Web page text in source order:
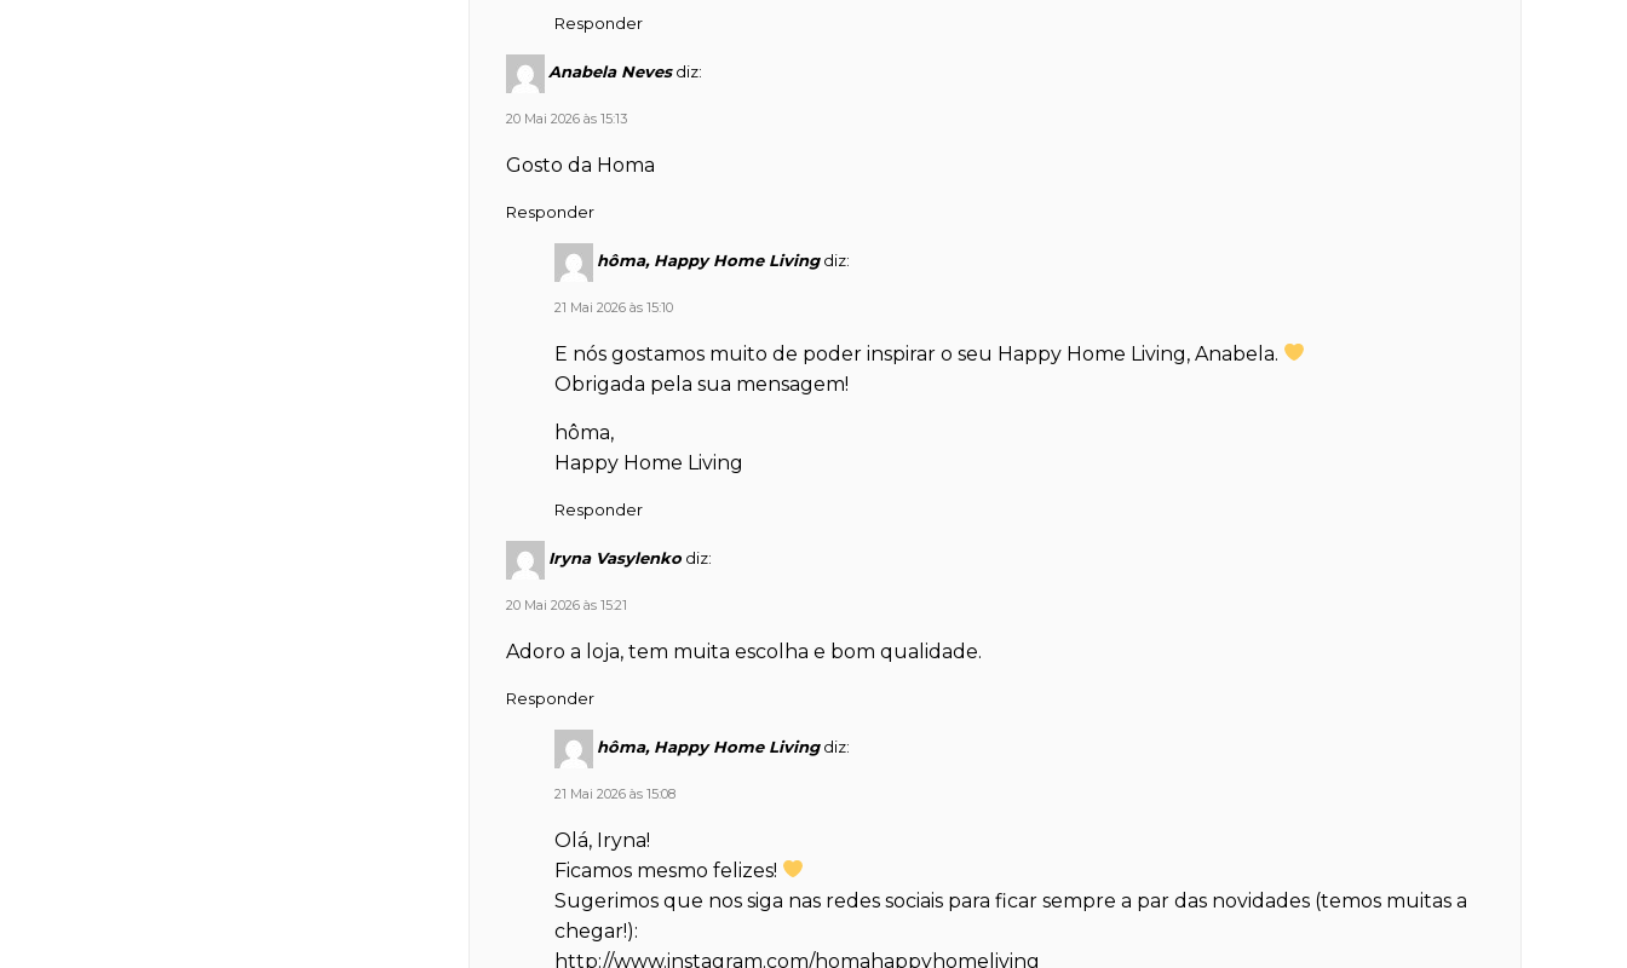
Responder
Anabela Neves diz:
20 Mai 2026 às 15:13
Gosto da Homa
Responder
hôma, Happy Home Living diz:
21 Mai 2026 às 15:10
E nós gostamos muito de poder inspirar o seu Happy Home Living, Anabela.
Obrigada pela sua mensagem!
hôma,
Happy Home Living
Responder
Iryna Vasylenko diz:
20 Mai 2026 às 15:21
Adoro a loja, tem muita escolha e bom qualidade.
Responder
hôma, Happy Home Living diz:
21 Mai 2026 às 15:08
Olá, Iryna!
Ficamos mesmo felizes!
Sugerimos que nos siga nas redes sociais para ficar sempre a par das novidades (temos muitas a
chegar!):
http://www.instagram.com/homahappyhomeliving